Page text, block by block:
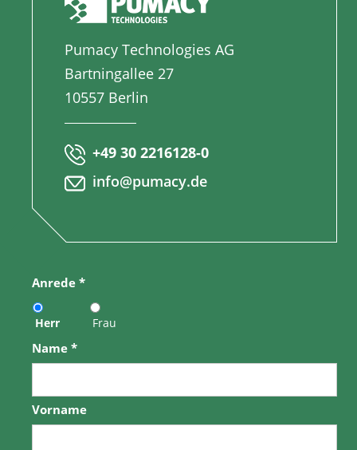
Pumacy Technologies AG
Bartningallee 27
10557 Berlin
+49 30 2216128-0
info@pumacy.de
Anrede *
Herr Frau
Name *
Vorname